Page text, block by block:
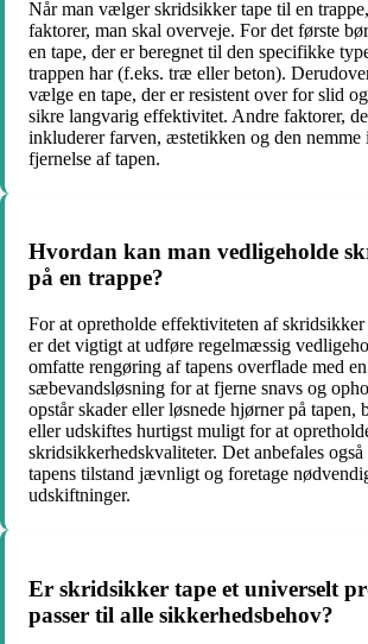
Når man vælger skridsikker tape til en
faktorer, man skal overveje. For det første
en tape, der er beregnet til den specifikke
trappen har (f.eks. træ eller beton).
vælge en tape, der er resistent over for slid
sikre langvarig effektivitet. Andre faktorer,
inkluderer farven, æstetikken og den nemme
fjernelse af tapen.
Hvordan kan man vedligeholde
på en trappe?
For at opretholde effektiviteten af skridsikker
er det vigtigt at udføre regelmæssig
omfatte rengøring af tapens overflade med
sæbevandsløsning for at fjerne snavs og
opstår skader eller løsnede hjørner på tapen,
eller udskiftes hurtigst muligt for at
skridsikkerhedskvaliteter. Det anbefales
tapens tilstand jævnligt og foretage
udskiftninger.
Er skridsikker tape et universelt
passer til alle sikkerhedsbehov?